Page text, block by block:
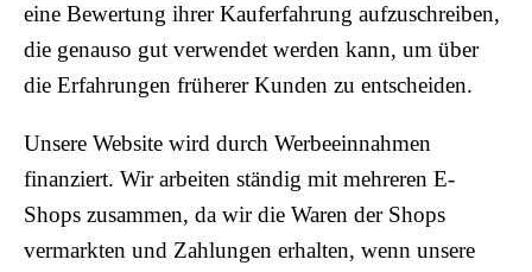
eine Bewertung ihrer Kauferfahrung aufzuschreiben,
die genauso gut verwendet werden kann, um über
die Erfahrungen früherer Kunden zu entscheiden.
Unsere Website wird durch Werbeeinnahmen
finanziert. Wir arbeiten ständig mit mehreren E-
Shops zusammen, da wir die Waren der Shops
vermarkten und Zahlungen erhalten, wenn unsere